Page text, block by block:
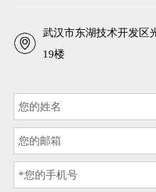
武汉市东湖技术开发区
19楼